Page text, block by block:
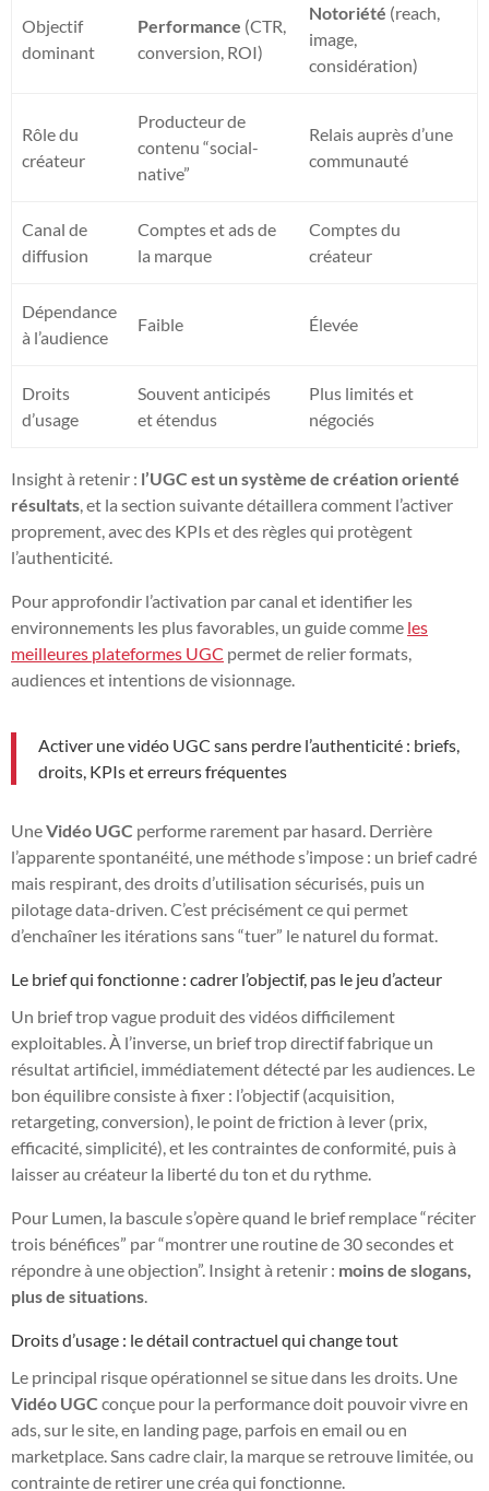
Objectif
dominant
Performance (CTR,
conversion, ROI)
Notoriété (reach,
image,
considération)
Rôle du
créateur
Producteur de
contenu “social-
native”
Relais auprès d’une
communauté
Canal de
diffusion
Comptes et ads de
la marque
Comptes du
créateur
Dépendance
à l’audience
Faible Élevée
Droits
d’usage
Souvent anticipés
et étendus
Plus limités et
négociés
Insight à retenir : l’UGC est un système de création orienté
résultats , et la section suivante détaillera comment l’activer
proprement, avec des KPIs et des règles qui protègent
l’authenticité.
Pour approfondir l’activation par canal et identifier les
environnements les plus favorables, un guide comme les
meilleures plateformes UGC permet de relier formats,
audiences et intentions de visionnage.
Activer une vidéo UGC sans perdre l’authenticité : briefs,
droits, KPIs et erreurs fréquentes
UneVidéo UGC performe rarement par hasard. Derrière
l’apparente spontanéité, une méthode s’impose : un brief cadré
mais respirant, des droits d’utilisation sécurisés, puis un
pilotage data-driven. C’est précisément ce qui permet
d’enchaîner les itérations sans “tuer” le naturel du format.
Le brief qui fonctionne : cadrer l’objectif, pas le jeu d’acteur
Un brief trop vague produit des vidéos difficilement
exploitables. À l’inverse, un brief trop directif fabrique un
résultat artificiel, immédiatement détecté par les audiences. Le
bon équilibre consiste à fixer : l’objectif (acquisition,
retargeting, conversion), le point de friction à lever (prix,
efficacité, simplicité), et les contraintes de conformité, puis à
laisser au créateur la liberté du ton et du rythme.
Pour Lumen, la bascule s’opère quand le brief remplace “réciter
trois bénéfices” par “montrer une routine de 30 secondes et
répondre à une objection”. Insight à retenir : moins de slogans,
plus de situations
Droits d’usage : le détail contractuel qui change tout
Le principal risque opérationnel se situe dans les droits. Une
Vidéo UGC conçue pour la performance doit pouvoir vivre en
ads, sur le site, en landing page, parfois en email ou en
marketplace. Sans cadre clair, la marque se retrouve limitée, ou
contrainte de retirer une créa qui fonctionne.